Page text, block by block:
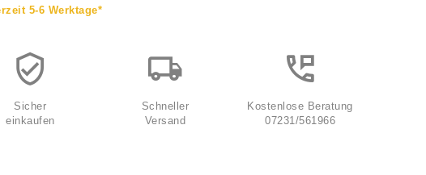
5-6 Werktage*
Sicher
einkaufen
Schneller
Versand
Kostenlose Beratung
07231/561966